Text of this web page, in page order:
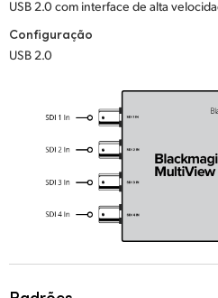
USB 2.0 com interface de alta
Configuração
USB 2.0